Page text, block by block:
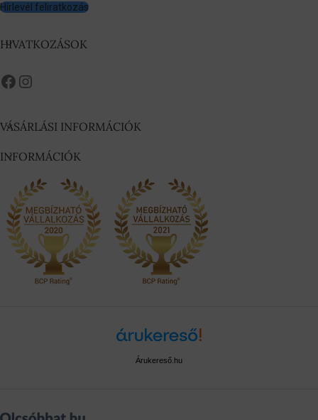
Hírlevél feliratkozás
HIVATKOZÁSOK
VÁSÁRLÁSI INFORMÁCIÓK
INFORMÁCIÓK
Árukereső.hu